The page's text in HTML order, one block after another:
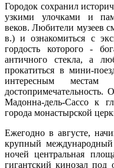
Городок сохранил
узкими улочками и
веков. Любители музеев
в.) и ознакомиться с
гордость которого -
античного стекла, а
прокатиться в мини-
интересным
Мадонна-дель-Сассо к
города монастырской
Ежегодно в августе,
крупный международный
ночей центральная
гигантский кинозал